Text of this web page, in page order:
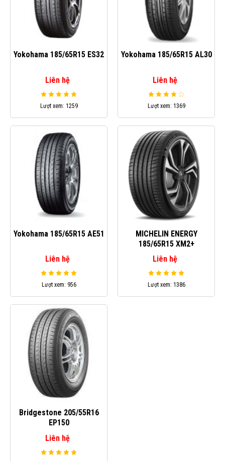
Yokohama 185/65R15 ES32
Liên hệ
Lượt xem: 1259
Yokohama 185/65R15 AL30
Liên hệ
Lượt xem: 1369
Yokohama 185/65R15 AE51
Liên hệ
Lượt xem: 956
MICHELIN ENERGY
185/65R15 XM2+
Liên hệ
Lượt xem: 1386
Bridgestone 205/55R16
EP150
Liên hệ